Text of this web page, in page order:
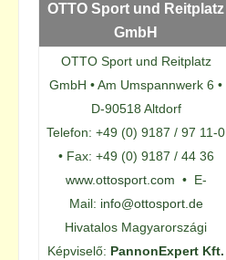
OTTO Sport und Reitplatz
GmbH
OTTO Sport und Reitplatz
GmbH • Am Umspannwerk 6 •
D-90518 Altdorf
Telefon: +49 (0) 9187 / 97 11-0
• Fax: +49 (0) 9187 / 44 36
www.ottosport.com • E-
Mail: info@ottosport.de
Hivatalos Magyarországi
Képviselő: PannonExpert Kft.